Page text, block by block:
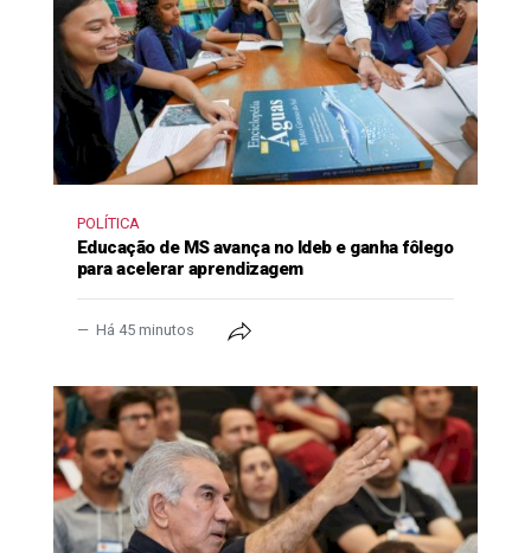
POLÍTICA
Educação de MS avança no Ideb e ganha fôlego
para acelerar aprendizagem
Há 45 minutos